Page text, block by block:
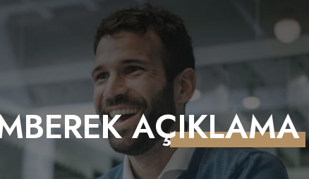
AÇIKLAMA